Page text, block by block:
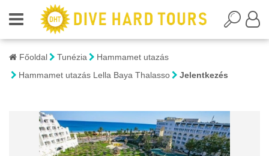
Főoldal Tunézia
Hammamet utazás
Hammamet utazás Lella Baya Thalasso
Jelentkezés